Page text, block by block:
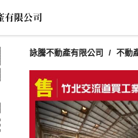
詠騰不動產有限公司 不動